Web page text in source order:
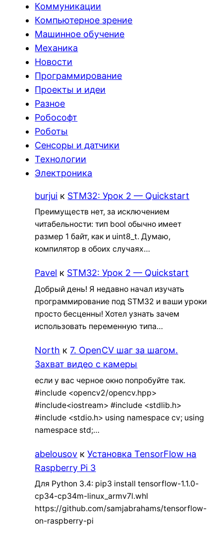
Коммуникации
Компьютерное зрение
Машинное обучение
Механика
Новости
Программирование
Проекты и идеи
Разное
Робософт
Роботы
Сенсоры и датчики
Технологии
Электроника
burjui к STM32: Урок 2 — Quickstart
Преимуществ нет, за исключением
читабельности: тип bool обычно имеет
размер 1 байт, как и uint8_t. Думаю,
компилятор в обоих случаях…
Pavel к STM32: Урок 2 — Quickstart
Добрый день! Я недавно начал изучать
программирование под STM32 и ваши уроки
просто бесценны! Хотел узнать зачем
использовать переменную типа…
North к7. OpenCV шаг за шагом.
Захват видео с камеры
если у вас черное окно попробуйте так.
#include <opencv2/opencv.hpp>
#include<iostream> #include <stdlib.h>
#include <stdio.h> using namespace cv; using
namespace std;…
abelousov кУстановка TensorFlow на
Raspberry Pi 3
Для Python 3.4: pip3 install tensorflow-1.1.0-
cp34-cp34m-linux_armv7l.whl
https://github.com/samjabrahams/tensorflow-
on-raspberry-pi